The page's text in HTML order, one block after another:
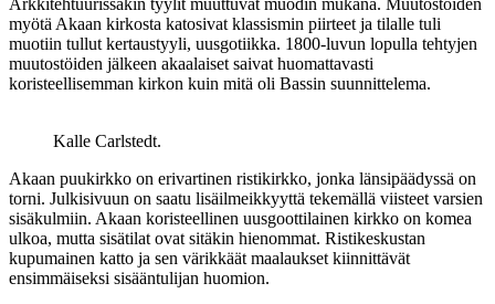
myötä Akaan kirkosta katosivat klassismin piirteet ja tilalle tuli
muotiin tullut kertaustyyli, uusgotiikka. 1800-luvun lopulla tehtyjen
muutostöiden jälkeen akaalaiset saivat huomattavasti
koristeellisemman kirkon kuin mitä oli Bassin suunnittelema.
Kalle Carlstedt.
Akaan puukirkko on erivartinen ristikirkko, jonka länsipäädyssä on
torni. Julkisivuun on saatu lisäilmeikkyyttä tekemällä viisteet varsien
sisäkulmiin. Akaan koristeellinen uusgoottilainen kirkko on komea
ulkoa, mutta sisätilat ovat sitäkin hienommat. Ristikeskustan
kupumainen katto ja sen värikkäät maalaukset kiinnittävät
ensimmäiseksi sisääntulijan huomion.